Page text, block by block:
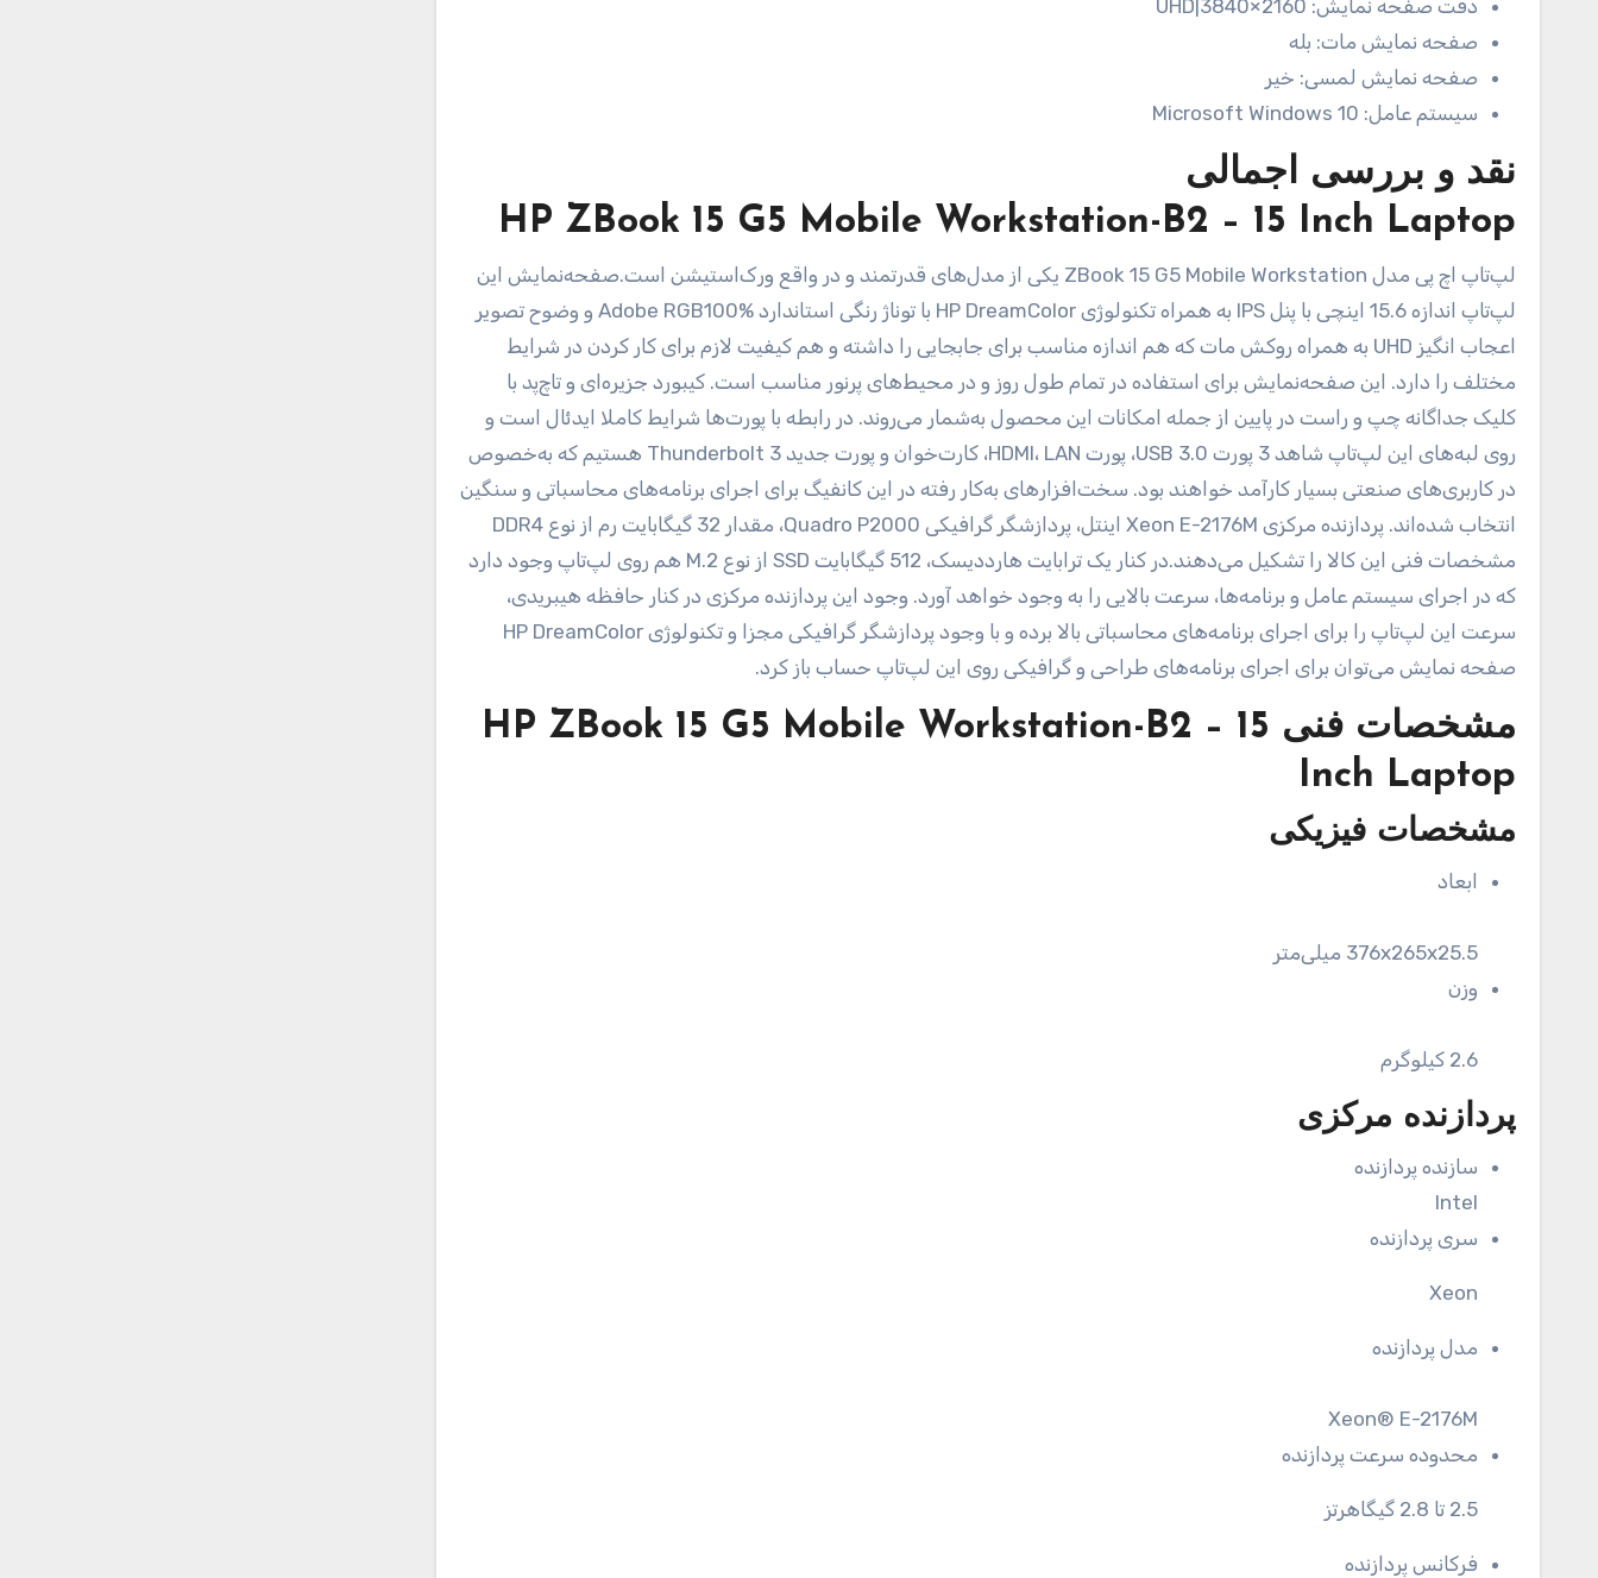
دقت صفحه نمایش: UHD|3840×2160
صفحه نمایش مات: بله
صفحه نمایش لمسی: خیر
سیستم عامل: Microsoft Windows 10
نقد و بررسی اجمالی
HP ZBook 15 G5 Mobile Workstation-B2 – 15 Inch Laptop
لپ‌تاپ اچ پی مدل ZBook 15 G5 Mobile Workstation یکی از مدل‌های قدرتمند و در واقع ورک‌استیشن است.صفحه‌نمایش این
لپ‌تاپ اندازه 15.6 اینچی با پنل IPS به همراه تکنولوژی HP DreamColor با توناژ رنگی استاندارد Adobe RGB100% و وضوح تصویر
اعجاب انگیز UHD به همراه روکش مات که هم اندازه مناسب برای جابجایی را داشته و هم کیفیت لازم برای کار کردن در شرایط
مختلف را دارد. این صفحه‌نمایش برای استفاده در تمام طول روز و در محیط‌های پرنور مناسب است. کیبورد جزیره‌ای و تاچ‌پد با
کلیک جداگانه چپ و راست در پایین از جمله امکانات این محصول به‌شمار می‌روند. در رابطه با پورت‌ها شرایط کاملا ایدئال است و
روی لبه‌های این لپ‌تاپ شاهد 3 پورت USB 3.0، پورت HDMI، LAN، کارت‌خوان و پورت جدید Thunderbolt 3 هستیم که به‌خصوص
در کاربری‌های صنعتی بسیار کارآمد خواهند بود. سخت‌افزارهای به‌کار رفته در این کانفیگ برای اجرای برنامه‌های محاسباتی و سنگین
انتخاب شده‌اند. پردازنده مرکزی Xeon E-2176M اینتل، پردازشگر گرافیکی Quadro P2000، مقدار 32 گیگابایت رم از نوع DDR4
مشخصات فنی این کالا را تشکیل می‌دهند.در کنار یک ترابایت هارددیسک، 512 گیگابایت SSD از نوع M.2 هم روی لپ‌تاپ وجود دارد
که در اجرای سیستم عامل و برنامه‌ها، سرعت بالایی را به وجود خواهد آورد. وجود این پردازنده مرکزی در کنار حافظه هیبریدی،
سرعت این لپ‌تاپ را برای اجرای برنامه‌های محاسباتی بالا برده و با وجود پردازشگر گرافیکی مجزا و تکنولوژی HP DreamColor
صفحه نمایش می‌توان برای اجرای برنامه‌های طراحی و گرافیکی روی این لپ‌تاپ حساب باز کرد.
مشخصات فنی HP ZBook 15 G5 Mobile Workstation-B2 – 15
Inch Laptop
مشخصات فیزیکی
ابعاد
376x265x25.5 میلی‌متر
وزن
2.6 کیلوگرم
پردازنده مرکزی
سازنده پردازنده
Intel
سری پردازنده
Xeon
مدل پردازنده
Xeon® E-2176M
محدوده سرعت پردازنده
2.5 تا 2.8 گیگاهرتز
فرکانس پردازنده